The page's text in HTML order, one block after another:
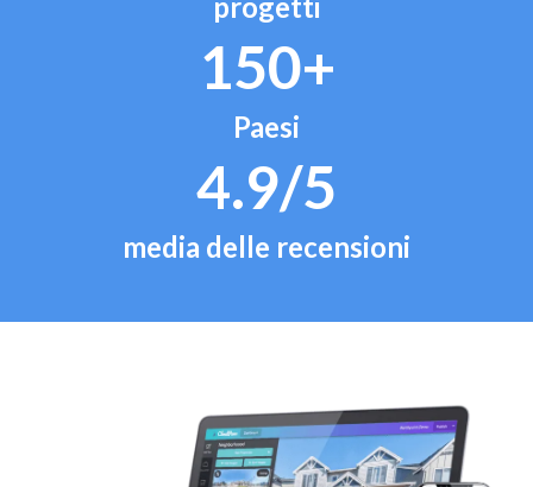
150+
Paesi
4.9/5
media delle recensioni